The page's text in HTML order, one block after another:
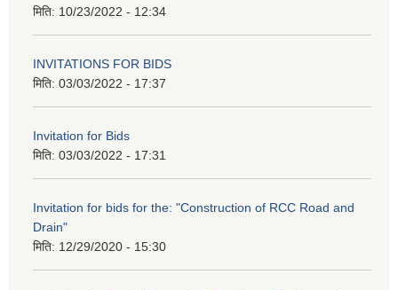
मिति: 10/23/2022 - 12:34
INVITATIONS FOR BIDS
मिति: 03/03/2022 - 17:37
Invitation for Bids
मिति: 03/03/2022 - 17:31
Invitation for bids for the: "Construction of RCC Road and
Drain"
मिति: 12/29/2020 - 15:30